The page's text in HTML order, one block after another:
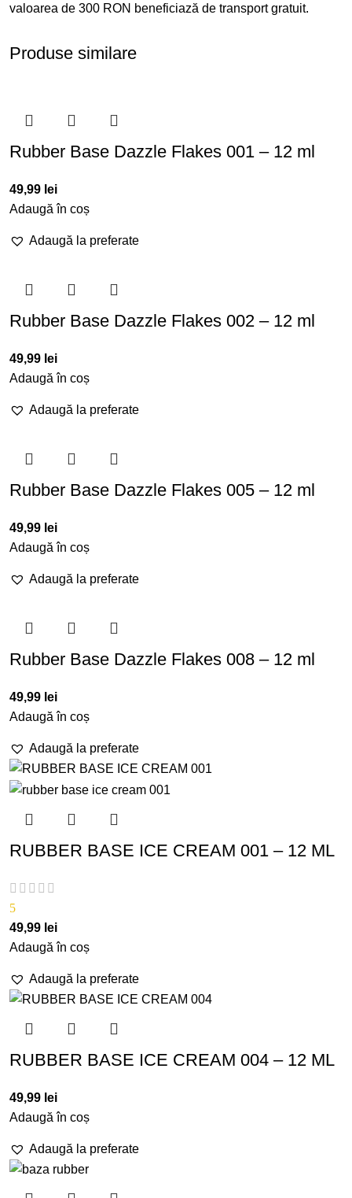
valoarea de 300 RON beneficiază de transport gratuit.
Produse similare
Rubber Base Dazzle Flakes 001 – 12 ml
49,99 lei
Adaugă în coș
Adaugă la preferate
Rubber Base Dazzle Flakes 002 – 12 ml
49,99 lei
Adaugă în coș
Adaugă la preferate
Rubber Base Dazzle Flakes 005 – 12 ml
49,99 lei
Adaugă în coș
Adaugă la preferate
Rubber Base Dazzle Flakes 008 – 12 ml
49,99 lei
Adaugă în coș
Adaugă la preferate
RUBBER BASE ICE CREAM 001 – 12 ML
5
49,99 lei
Adaugă în coș
Adaugă la preferate
RUBBER BASE ICE CREAM 004 – 12 ML
49,99 lei
Adaugă în coș
Adaugă la preferate